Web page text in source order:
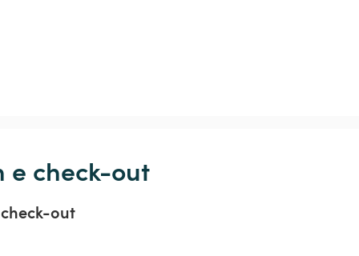
e check-out
out